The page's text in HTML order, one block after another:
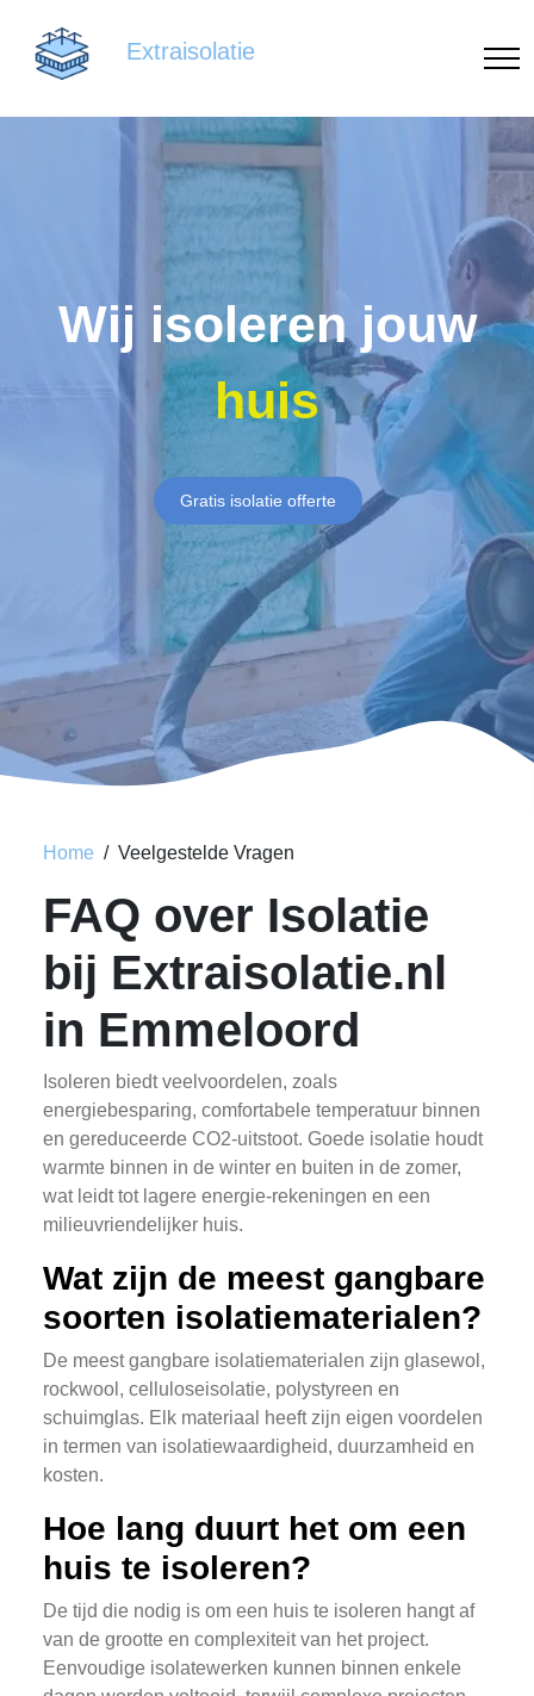
Extraisolatie
Wij isoleren jouw
huis
Gratis isolatie offerte
Home Veelgestelde Vragen
FAQ over Isolatie
bij Extraisolatie.nl
in Emmeloord
Isoleren biedt veelvoordelen, zoals
energiebesparing, comfortabele temperatuur binnen
en gereduceerde CO2-uitstoot. Goede isolatie houdt
warmte binnen in de winter en buiten in de zomer,
wat leidt tot lagere energie-rekeningen en een
milieuvriendelijker huis.
Wat zijn de meest gangbare
soorten isolatiematerialen?
De meest gangbare isolatiematerialen zijn glasewol,
rockwool, celluloseisolatie, polystyreen en
schuimglas. Elk materiaal heeft zijn eigen voordelen
in termen van isolatiewaardigheid, duurzamheid en
kosten.
Hoe lang duurt het om een
huis te isoleren?
De tijd die nodig is om een huis te isoleren hangt af
van de grootte en complexiteit van het project.
Eenvoudige isolatewerken kunnen binnen enkele